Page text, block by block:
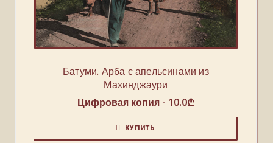
Батуми. Арба с апельсинами из
Махинджаури
Цифровая копия - 10.0₾
КУПИТЬ